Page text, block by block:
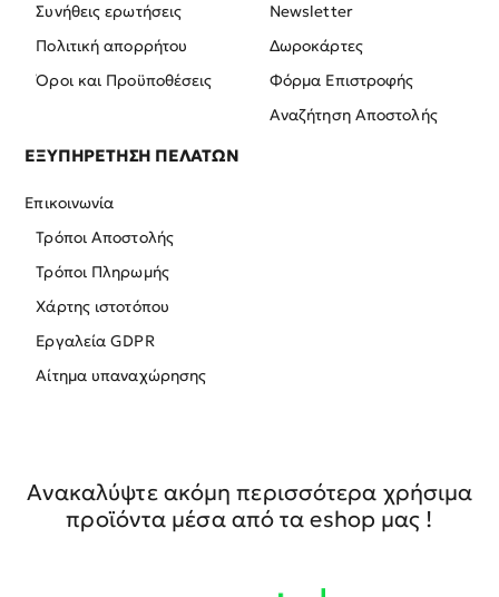
Συνήθεις ερωτήσεις
Πολιτική απορρήτου
Όροι και Προϋποθέσεις
Newsletter
Δωροκάρτες
Φόρμα Επιστροφής
Αναζήτηση Αποστολής
ΕΞΥΠΗΡΕΤΗΣΗ ΠΕΛΑΤΩΝ
Επικοινωνία
Τρόποι Αποστολής
Τρόποι Πληρωμής
Χάρτης ιστοτόπου
Εργαλεία GDPR
Αίτημα υπαναχώρησης
Ανακαλύψτε ακόμη περισσότερα χρήσιμα
προϊόντα μέσα από τα eshop μας !